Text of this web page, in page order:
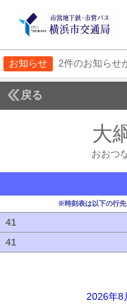
お知らせ 2件のお知らせ
戻る
大
おおつ
※時刻表は以下の行
41
41
2026年8